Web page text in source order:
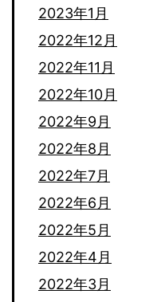
2023年1月
2022年12月
2022年11月
2022年10月
2022年9月
2022年8月
2022年7月
2022年6月
2022年5月
2022年4月
2022年3月